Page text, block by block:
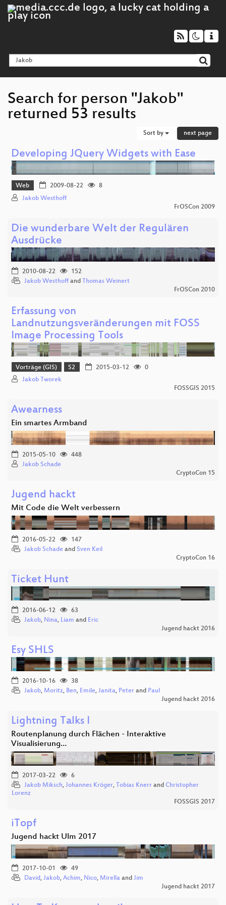
Search for person "Jakob"
returned 53 results
Sort by next page
Developing JQuery Widgets with Ease
Web 2009-08-22
8
Jakob Westhoff
FrOSCon 2009
Die wunderbare Welt der Regulären
Ausdrücke
2010-08-22
152
Jakob Westhoff and Thomas Weinert
FrOSCon 2010
Erfassung von
Landnutzungsveränderungen mit FOSS
Image Processing Tools
Vorträge (GIS) S2 2015-03-12
0
Jakob Tworek
FOSSGIS 2015
Awearness
Ein smartes Armband
2015-05-10
448
Jakob Schade
CryptoCon 15
Jugend hackt
Mit Code die Welt verbessern
2016-05-22
147
Jakob Schade and Sven Keil
CryptoCon 16
Ticket Hunt
2016-06-12
63
Jakob, Nina, Liam and Eric
Jugend hackt 2016
Esy SHLS
2016-10-16
38
Jakob, Moritz, Ben, Emile, Janita, Peter and Paul
Jugend hackt 2016
Lightning Talks I
Routenplanung durch Flächen - Interaktive
Visualisierung…
2017-03-22
6
Jakob Miksch, Johannes Kröger, Tobias Knerr and Christopher
Lorenz
FOSSGIS 2017
iTopf
Jugend hackt Ulm 2017
2017-10-01
49
David, Jakob, Achim, Nico, Mirella and Jim
Jugend hackt 2017